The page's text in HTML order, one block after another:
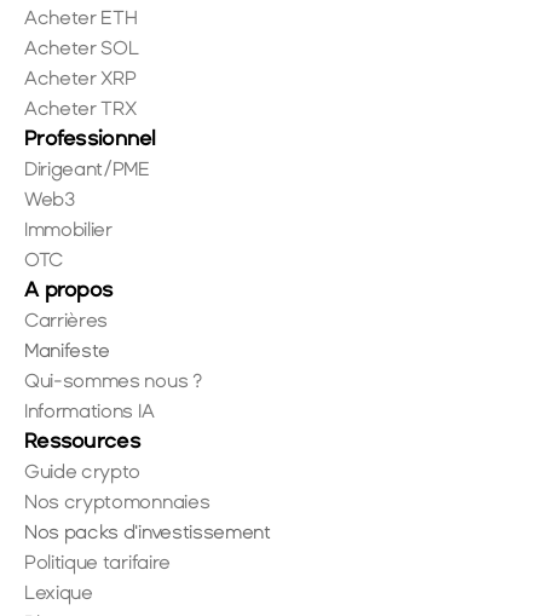
Acheter ETH
Acheter SOL
Acheter XRP
Acheter TRX
Professionnel
Dirigeant/PME
Web3
Immobilier
OTC
A propos
Carrières
Manifeste
Qui-sommes nous ?
Informations IA
Ressources
Guide crypto
Nos cryptomonnaies
Nos packs d'investissement
Politique tarifaire
Lexique